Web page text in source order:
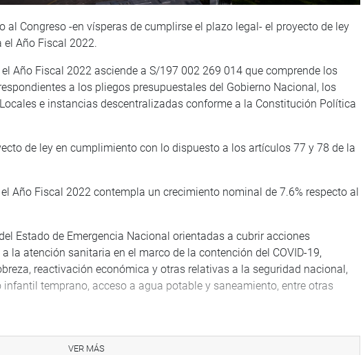
al Congreso -en vísperas de cumplirse el plazo legal- el proyecto de ley
el Año Fiscal 2022.
Año Fiscal 2022 asciende a S/197 002 269 014 que comprende los
a los pliegos presupuestales del Gobierno Nacional, los
e instancias descentralizadas conforme a la Constitución Política
de ley en cumplimiento con lo dispuesto a los artículos 77 y 78 de la
Año Fiscal 2022 contempla un crecimiento nominal de 7.6% respecto al
Estado de Emergencia Nacional orientadas a cubrir acciones
la atención sanitaria en el marco de la contención del COVID-19,
reactivación económica y otras relativas a la seguridad nacional,
temprano, acceso a agua potable y saneamiento, entre otras
Bruto Interno de 4.8%; variación del Índice de Precios al Consumidor
VER MÁS